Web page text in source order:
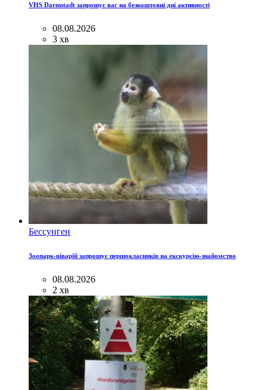
VHS Darmstadt запрошує вас на безкоштовні дні активності
08.08.2026
3 хв
Бессунген
Зоопарк-віварій запрошує першокласників на екскурсію-знайомство
08.08.2026
2 хв